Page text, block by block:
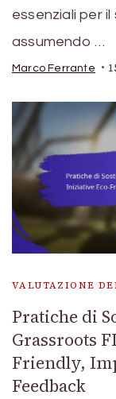
essenziali per
assumendo …
Marco Ferrante
VALUTAZIONE
Pratiche di
Grassroots
Friendly,
Feedback